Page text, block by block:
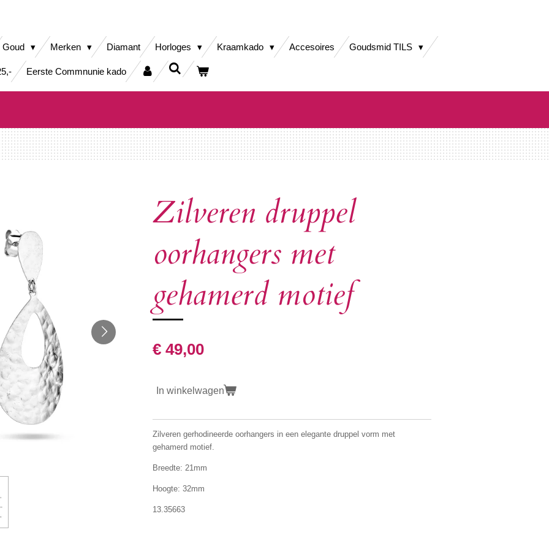
Goud Merken Diamant Horloges Kraamkado Accesoires Goudsmid TILS
Eerste Commnunie kado
Zilveren druppel
oorhangers met
gehamerd motief
€ 49,00
In winkelwagen
Zilveren gerhodineerde oorhangers in een elegante druppel vorm met
gehamerd motief.
Breedte: 21mm
Hoogte: 32mm
13.35663